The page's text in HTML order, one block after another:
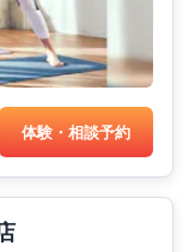
体験・相談予約